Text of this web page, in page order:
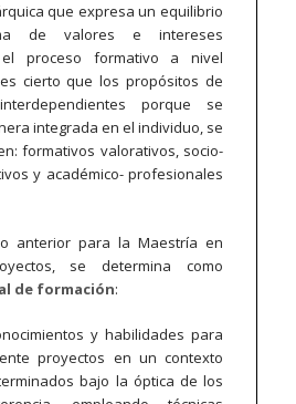
que expresa un equilibrio
de valores e intereses
proceso formativo a nivel
cierto que los propósitos de
porque se
integrada en el individuo, se
formativos valorativos, socio-
y académico- profesionales
anterior para la Maestría en
se determina como
de formación:
y habilidades para
proyectos en un contexto
bajo la óptica de los